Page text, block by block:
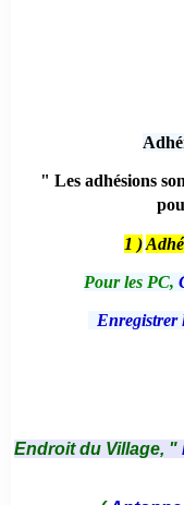
" Les adhésions
1 )
Pour les PC,
Enregistrer
Endroit du Village, "